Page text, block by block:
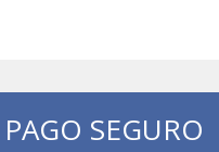
PAGO SEGURO